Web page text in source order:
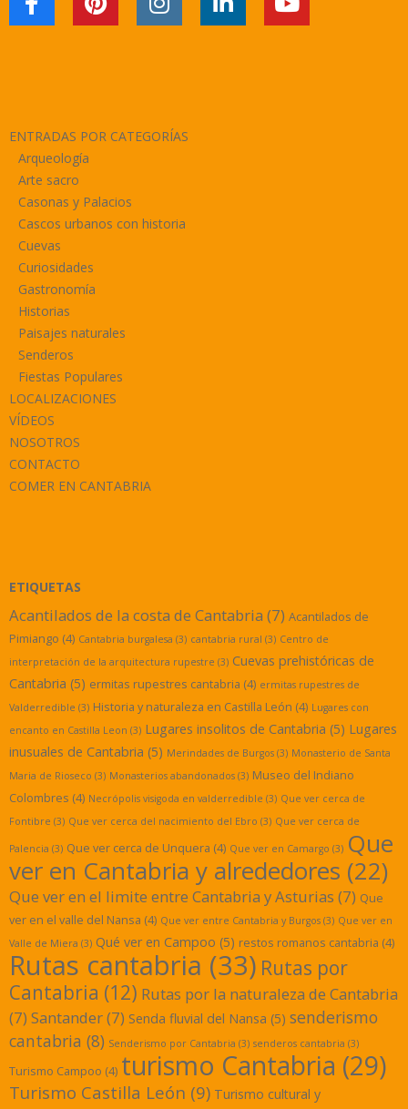
ENTRADAS POR CATEGORÍAS
Arqueología
Arte sacro
Casonas y Palacios
Cascos urbanos con historia
Cuevas
Curiosidades
Gastronomía
Historias
Paisajes naturales
Senderos
Fiestas Populares
LOCALIZACIONES
VÍDEOS
NOSOTROS
CONTACTO
COMER EN CANTABRIA
ETIQUETAS
Acantilados de la costa de Cantabria (7) Acantilados de
Pimiango (4) Cantabria burgalesa (3) cantabria rural (3) Centro de
interpretación de la arquitectura rupestre (3) Cuevas prehistóricas de
Cantabria (5) ermitas rupestres cantabria (4) ermitas rupestres de
Valderredible (3) Historia y naturaleza en Castilla León (4) Lugares con
encanto en Castilla Leon (3) Lugares insolitos de Cantabria (5) Lugares
inusuales de Cantabria (5) Merindades de Burgos (3) Monasterio de Santa
Maria de Rioseco (3) Monasterios abandonados (3) Museo del Indiano
Colombres (4) Necrópolis visigoda en valderredible (3) Que ver cerca de
Fontibre (3) Que ver cerca del nacimiento del Ebro (3) Que ver cerca de
Palencia (3) Que ver cerca de Unquera (4) Que ver en Camargo (3) Que
ver en Cantabria y alrededores (22)
Que ver en el limite entre Cantabria y Asturias (7) Que
ver en el valle del Nansa (4) Que ver entre Cantabria y Burgos (3) Que ver en
Valle de Miera (3) Qué ver en Campoo (5) restos romanos cantabria (4)
Rutas cantabria (33) Rutas por
Cantabria (12) Rutas por la naturaleza de Cantabria
(7) Santander(7) Senda fluvial del Nansa (5) senderismo
cantabria (8) Senderismo por Cantabria (3) senderos cantabria (3)
Turismo Campoo (4) turismo Cantabria (29)
Turismo Castilla León (9) Turismo cultural y